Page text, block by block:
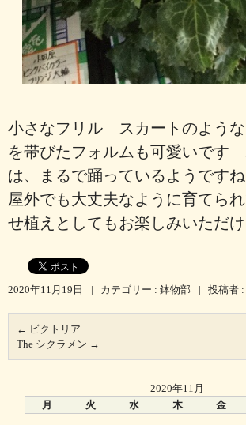
小さなフリル スカートのよう
を帯びたフォルムも可愛いです
は、まるで踊っているようですね
屋外でも大丈夫なように育てら
せ植えとしてもお楽しみいただ
2020年11月19日 | カテゴリー : 鉢物部 | 投稿者 :
← ビクトリア
The シクラメン →
2020年11月
月
火 水 木 金